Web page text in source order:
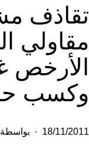
تقاذف
مقاولي
الأرخص
وكسب
تم
18/11/2011 بواسطة